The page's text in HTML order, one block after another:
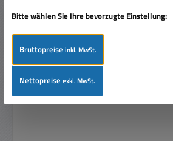
4pol Netzstecker IP54 Kupplung
Bitte wählen Sie Ihre bevorzugte Einstellung:
Bruttopreiseinkl. MwSt.
Nettopreiseexkl. MwSt.